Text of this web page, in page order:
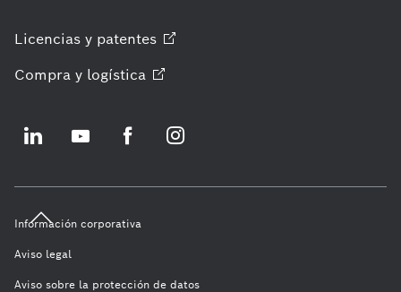
Licencias y patentes
Compra y logística
Información corporativa
Aviso legal
Aviso sobre la protección de datos